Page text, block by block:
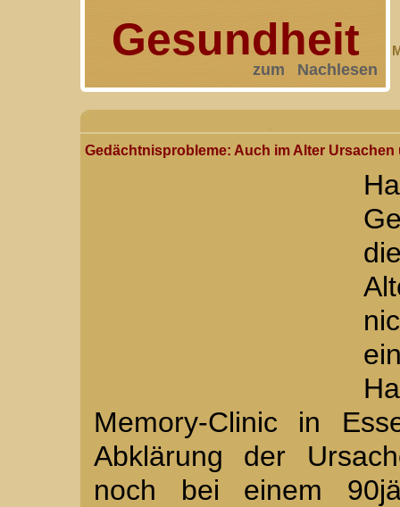
Gesundheit
zum Nachlesen
Gedächtnisprobleme: Auch im Alter
Memory-Clinic in
Abklärung der
noch bei einem